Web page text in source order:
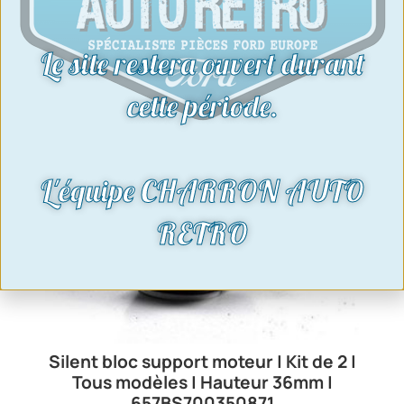
Silent bloc support moteur | Kit de 2 |
Tous modèles | Hauteur 36mm |
Le site restera ouvert durant
cette période.
L'équipe CHARRON AUTO
RETRO